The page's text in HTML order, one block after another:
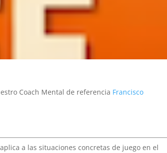
Coach Mental de referencia Francisco
a las situaciones concretas de juego en el